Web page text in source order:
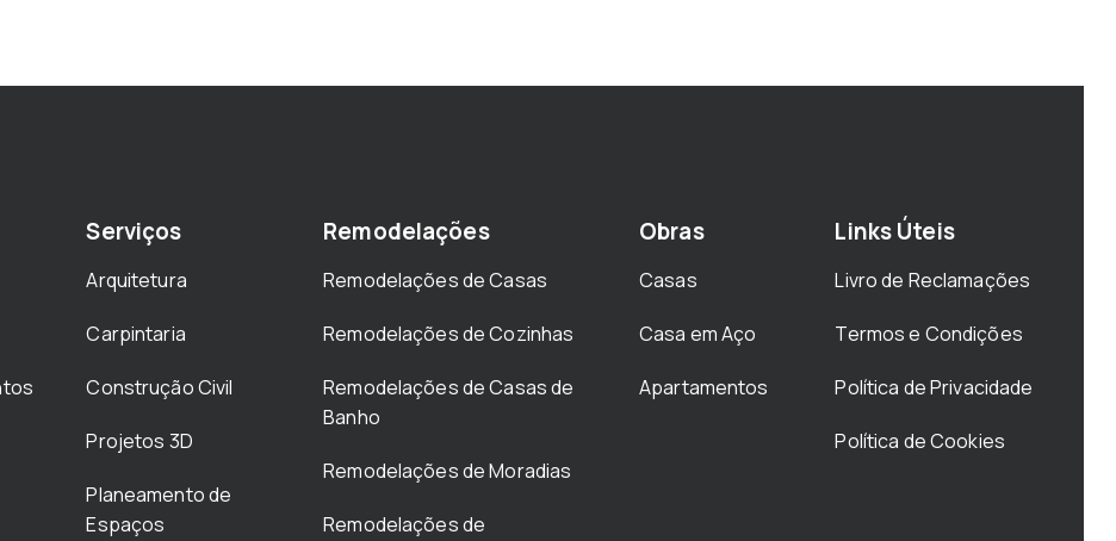
Serviços
Arquitetura
Carpintaria
Construção Civil
Projetos 3D
Planeamento de
Espaços
Remodelações
Remodelações de Casas
Remodelações de Cozinhas
Remodelações de Casas de
Banho
Remodelações de Moradias
Remodelações de
Obras
Casas
Casa em Aço
Apartamentos
Links Úteis
Livro de Reclamações
Termos e Condições
Política de Privacidade
Política de Cookies